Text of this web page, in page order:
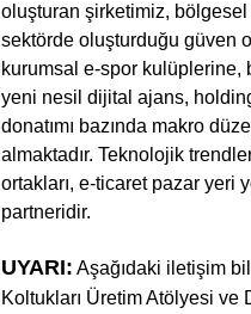
oluşturan şirketimiz,
sektörde oluşturduğu güven
kurumsal e-spor kulüplerine,
yeni nesil dijital ajans,
donatımı bazında makro
almaktadır. Teknolojik
ortakları, e-ticaret pazar
partneridir.
UYARI: Aşağıdaki iletişim
Koltukları Üretim Atölyesi ve